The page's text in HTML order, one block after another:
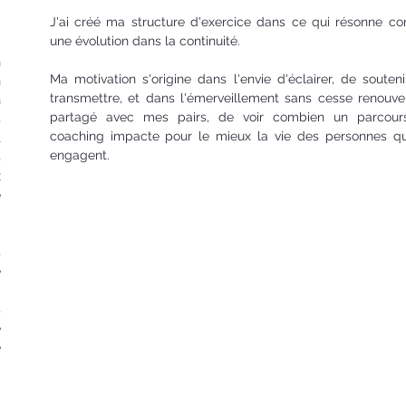
J'ai créé ma structure d'exercice dans ce qui résonne
une évolution dans la continuité.
Ma motivation s'origine dans l'envie d'éclairer, de
transmettre, et dans l'émerveillement sans cesse
partagé avec mes pairs, de voir combien un
coaching impacte pour le mieux la vie des personnes
engagent.